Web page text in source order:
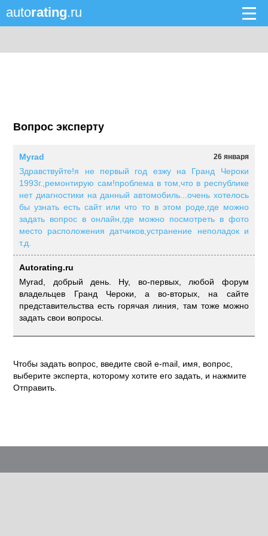
autorating.ru
Вопрос эксперту
26 января
Myrad
Здравствуйте!я не первый год езжу на Гранд Чероки
1993г.,ремонтирую сам!проблема в том,что в республике
нет диагностики на данный автомобиль...очень хотелось
бы узнать есть сайт или что то в этом роде,где можно
задать вопрос в онлайн,где можно посмотреть в фото
место расположения датчиков,устранение неполадок и
т.д.
Autorating.ru
Myrad, добрый день. Ну, во-первых, любой форум
владельцев Гранд Чероки, а во-вторых, на сайте
представительства есть горячая линия, там тоже можно
задать свои вопросы.
Чтобы задать вопрос, введите свой e-mail, имя, вопрос,
выберите эксперта, которому хотите его задать, и нажмите
Отправить.